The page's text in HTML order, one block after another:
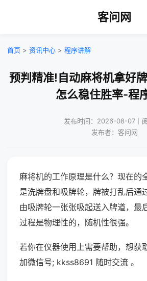
客问网
首页 > 资讯中心 > 程序讲解
预判精准!自动麻将机拿好
怎么稳住胜率-程
发布时间：2026-08-07｜
发布者：客问网
麻将机的工作原理是什么？现在的
是洗牌盘和吸牌轮，牌被打乱后通
由吸牌轮一张张吸起送入牌道，最
过程是物理性的，随机性很强。
若你在仪器使用上需要帮助，想获
加微信号; kkss8691 随时交流 。